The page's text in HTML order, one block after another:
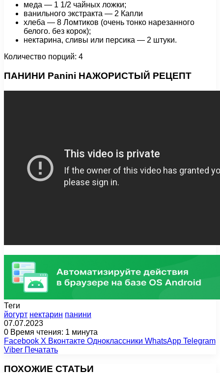
меда — 1 1/2 чайных ложки;
ванильного экстракта — 2 Капли
хлеба — 8 Ломтиков (очень тонко нарезанного
белого. без корок);
нектарина, сливы или персика — 2 штуки.
Количество порций: 4
ПАНИНИ Panini НАЖОРИСТЫЙ РЕЦЕПТ
Теги
йогурт нектарин панини
07.07.2023
0 Время чтения: 1 минута
Facebook X Вконтакте Одноклассники WhatsApp Telegram
Viber Печатать
ПОХОЖИЕ СТАТЬИ